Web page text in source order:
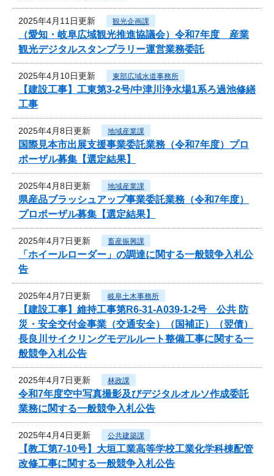
2025年4月11日更新 観光企画課
（愛知・岐阜広域観光推進協議会）令和7年度 産業
観光デジタルスタンプラリー運営業務委託
2025年4月10日更新 東部広域水道事務所
【建設工事】工東第3-2号/中津川浄水場1系ろ過池修繕
工事
2025年4月8日更新 地域産業課
国際見本市出展支援事業委託業務（令和7年度）プロ
ポーザル募集【選定結果】
2025年4月8日更新 地域産業課
県産品ブラッシュアップ事業委託業務（令和7年度）
プロポーザル募集【選定結果】
2025年4月7日更新 畜産振興課
「ホイールローダー」の調達に関する一般競争入札公
告
2025年4月7日更新 岐阜土木事務所
【建設工事】維持工事第R6-31-A039-1-2号 公共 防
災・安全交付金事業（交通安全）（国補正）（翌債）
長良川サイクリングモデルルート整備工事に関する一
般競争入札公告
2025年4月7日更新 林政課
令和7年度空中写真撮影及びデジタルオルソ作成委託
業務に関する一般競争入札公告
2025年4月4日更新 公共建築課
【教工第7-10号】大垣工業高等学校工業化学科棟配管
改修工事に関する一般競争入札公告